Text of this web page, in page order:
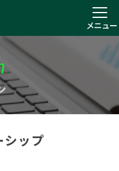
メニュー
シップ